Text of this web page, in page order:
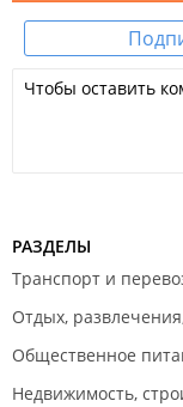
Чтобы оставить
РАЗДЕЛЫ
Транспорт и
Отдых,
Общественное
Недвижимость,